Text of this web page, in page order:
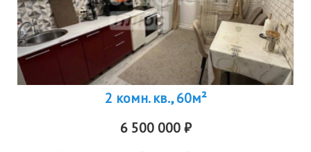
2 комн. кв., 60м²
6 500 000 ₽